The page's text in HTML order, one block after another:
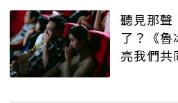
聽見那聲
了？《魯
亮我們共